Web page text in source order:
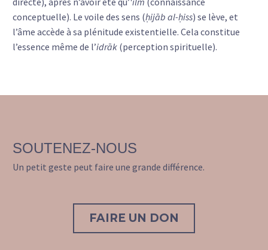
conceptuelle). Le voile des sens (ḥijāb al-ḥiss) se lève, et
l’âme accède à sa plénitude existentielle. Cela constitue
l’essence même de l’idrāk (perception spirituelle).
SOUTENEZ-NOUS
Un petit geste peut faire une grande différence.
FAIRE UN DON